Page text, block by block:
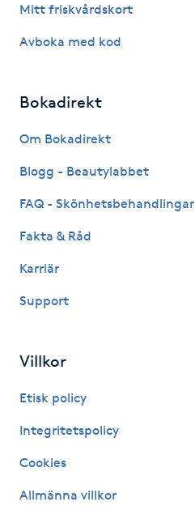
Katun fransar
Kinesiologi
Kiropraktik
Klangmassage
Klippning & Slingor
Klippning ungdom
Koppningsmassage
Mitt friskvårdskort
Avboka med kod
Bokadirekt
Om Bokadirekt
Blogg - Beautylabbet
FAQ - Skönhetsbehandlingar
Fakta & Råd
Karriär
Support
Villkor
Etisk policy
Integritetspolicy
Cookies
Allmänna villkor